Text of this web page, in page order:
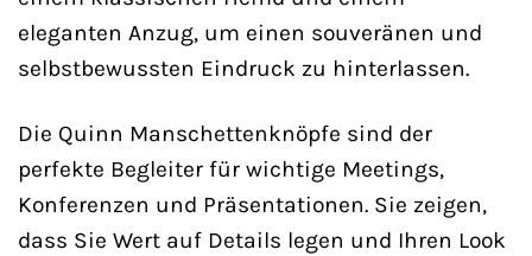
eleganten Anzug, um einen souveränen und
selbstbewussten Eindruck zu hinterlassen.
Die Quinn Manschettenknöpfe sind der
perfekte Begleiter für wichtige Meetings,
Konferenzen und Präsentationen. Sie zeigen,
dass Sie Wert auf Details legen und Ihren Look